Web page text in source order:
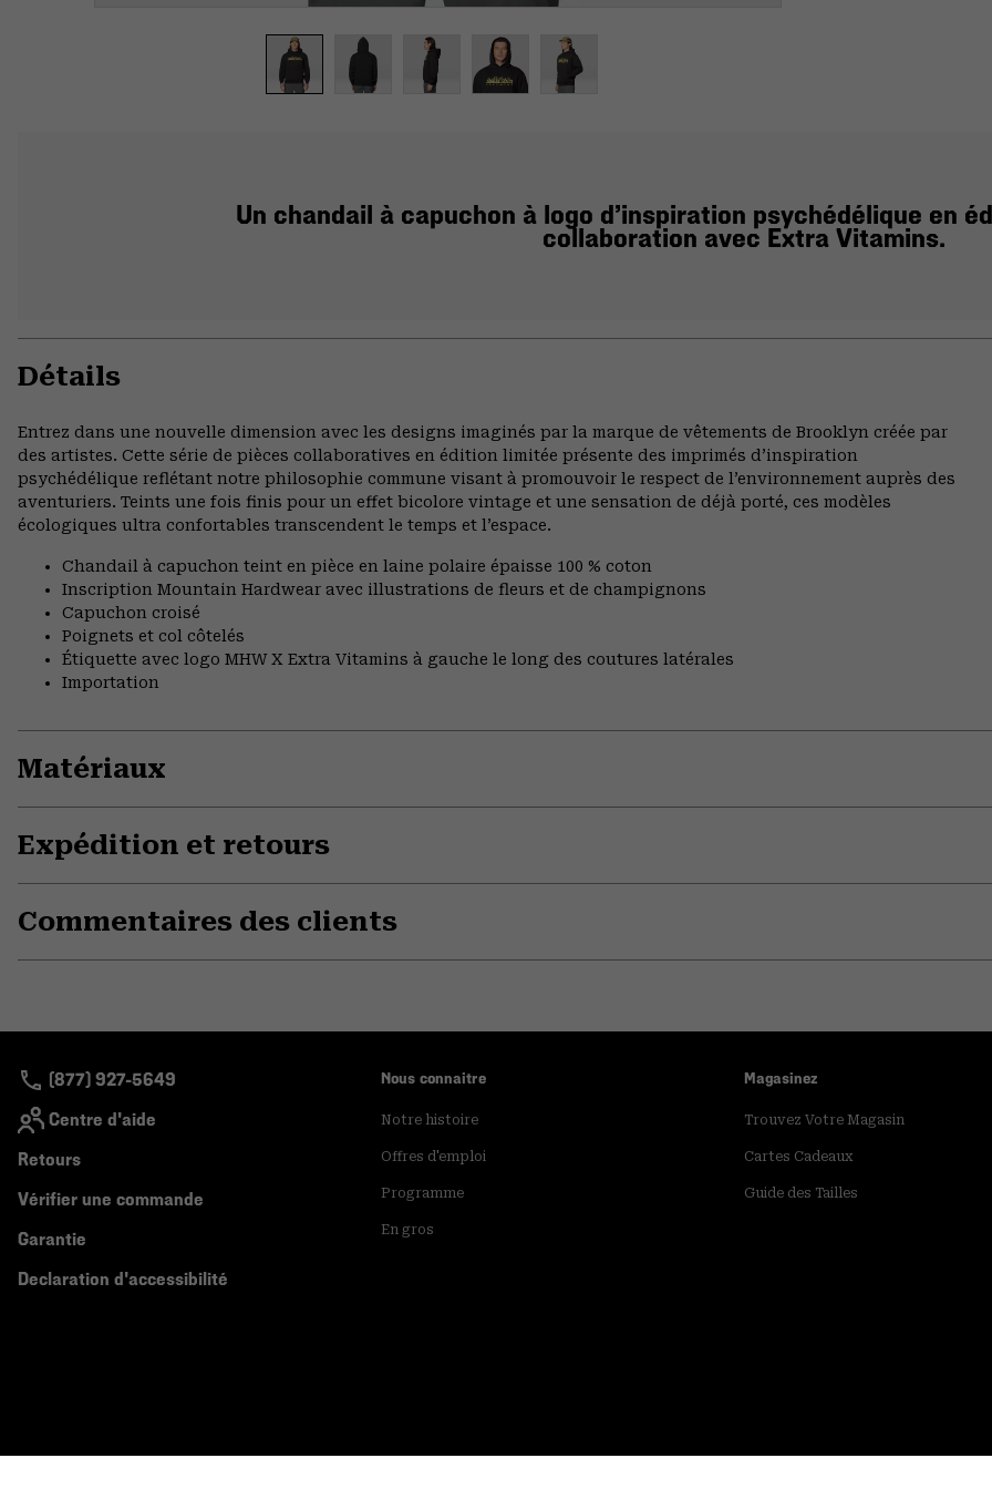
Un chandail à capuchon à logo d’inspiration psychédélique en
collaboration avec Extra Vitamins.
Détails
Entrez dans une nouvelle dimension avec les designs imaginés par la marque de vêtements de Brooklyn créée par
des artistes. Cette série de pièces collaboratives en édition limitée présente des imprimés d’inspiration
psychédélique reflétant notre philosophie commune visant à promouvoir le respect de l’environnement auprès des
aventuriers. Teints une fois finis pour un effet bicolore vintage et une sensation de déjà porté, ces modèles
écologiques ultra confortables transcendent le temps et l’espace.
Chandail à capuchon teint en pièce en laine polaire épaisse 100 % coton
Inscription Mountain Hardwear avec illustrations de fleurs et de champignons
Capuchon croisé
Poignets et col côtelés
Étiquette avec logo MHW X Extra Vitamins à gauche le long des coutures latérales
Importation
Matériaux
Expédition et retours
Commentaires des clients
(877) 927-5649
Centre d'aide
Retours
Vérifier une commande
Garantie
Declaration d'accessibilité
Nous connaitre
Notre histoire
Offres d'emploi
Programme
En gros
Magasinez
Trouvez Votre Magasin
Cartes Cadeaux
Guide des Tailles